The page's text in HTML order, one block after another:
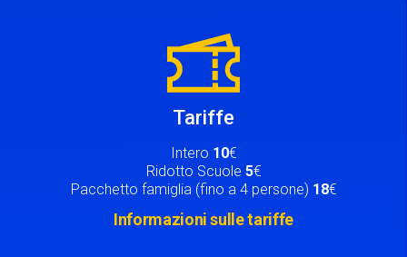
Tariffe
Intero 10€
Ridotto Scuole 5€
Pacchetto famiglia (fino a 4 persone) 18€
Informazioni sulle tariffe